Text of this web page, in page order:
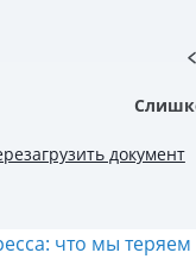
документ
что мы